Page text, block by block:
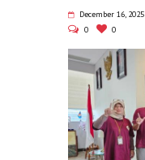
December 16, 2025
0
0